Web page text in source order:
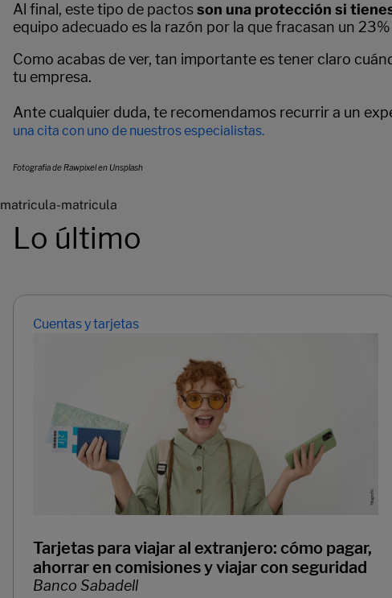
Al final, este tipo de pactosson una protección si
equipo adecuado es la razón por la que fracasan un
Como acabas de ver, tan importante es tener claro
tu empresa.
Ante cualquier duda, te recomendamos recurrir a un
una cita con uno de nuestros especialistas.
Fotografia de Rawpixel en Unsplash
matricula-matricula
Lo último
Cuentas y tarjetas
Tarjetas para viajar al extranjero: cómo pagar,
ahorrar en comisiones y viajar con seguridad
Banco Sabadell